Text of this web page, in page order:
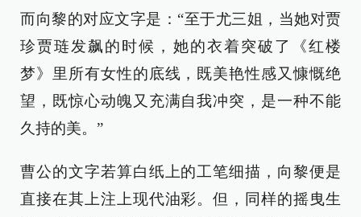
而向黎的对应文字是：“至于尤三姐，当她对贾
珍贾琏发飙的时候，她的衣着突破了《红楼
梦》里所有女性的底线，既美艳性感又慷慨绝
望，既惊心动魄又充满自我冲突，是一种不能
久持的美。”
曹公的文字若算白纸上的工笔细描，向黎便是
直接在其上注上现代油彩。但，同样的摇曳生